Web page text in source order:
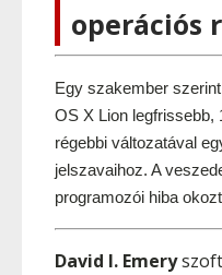
operációs
Egy szakember
OS X Lion legfrissebb,
régebbi változatával
jelszavaihoz. A
programozói hiba
David I. Emery